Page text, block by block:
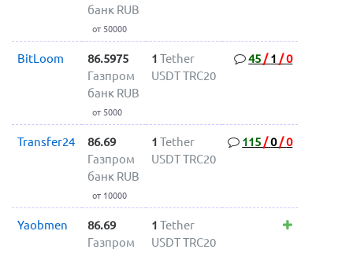
банк RUB
от 50000
BitLoom
86.5975
Газпром
банк RUB
от 5000
1 Tether
USDT TRC20
45 / 1 /0
Transfer24
86.69
Газпром
банк RUB
от 10000
1 Tether
USDT TRC20
115 /0/0
Yaobmen
86.69
Газпром
1 Tether
USDT TRC20